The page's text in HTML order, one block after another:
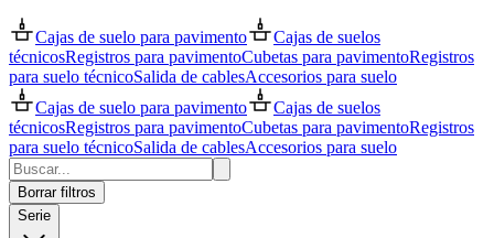
Cajas de suelo para pavimento
Cajas de suelos
técnicosRegistros para pavimentoCubetas para pavimentoRegistros
para suelo técnicoSalida de cablesAccesorios para suelo
Cajas de suelo para pavimento
Cajas de suelos
técnicosRegistros para pavimentoCubetas para pavimentoRegistros
para suelo técnicoSalida de cablesAccesorios para suelo
Borrar filtros
Serie